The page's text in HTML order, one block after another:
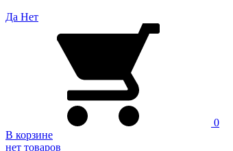
Да Нет
0
В корзине
нет товаров